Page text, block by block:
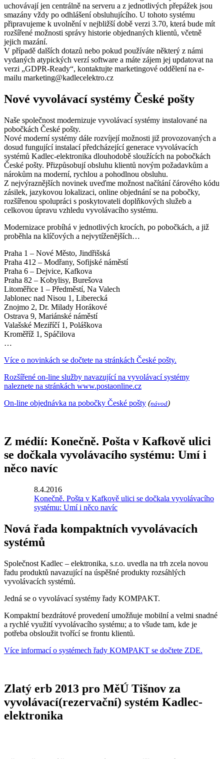
uchovávají jen centrálně na serveru a z jednotlivých přepážek jsou
smazány vždy po odhlášení obsluhujícího. U tohoto systému
připravujeme k uvolnění v nejbližší době verzi 3.70, která bude mít
rozšířené možnosti správy historie objednaných klientů, včetně
jejich mazání.
V případě dalších dotazů nebo pokud používáte některý z námi
vydaných atypických verzí software a máte zájem jej updatovat na
verzi „GDPR-Ready“, kontaktujte marketingové oddělení na e-
mailu marketing@kadlecelektro.cz
Nové vyvolávací systémy České pošty
Naše společnost modernizuje vyvolávací systémy instalované na
pobočkách České pošty.
Nové moderní systémy dále rozvíjejí možnosti již provozovaných a
dosud fungující instalací předcházející generace vyvolávacích
systémů Kadlec-elektronika dlouhodobě sloužících na pobočkách
České pošty. Přizpůsobují obsluhu klientů novým požadavkům a
nárokům na moderní, rychlou a pohodlnou obsluhu.
Z nejvýraznějších novinek uveďme možnost načítání čárového kódu
zásilek, jazykovou lokalizaci, online objednání se na pobočky,
rozšířenou spolupráci s poskytovateli doplňkových služeb a
celkovou úpravu vzhledu vyvolávacího systému.
Modernizace probíhá v jednotlivých krocích, po pobočkách, a již
proběhla na klíčových a nejvytíženějších…
Praha 1 – Nové Město, Jindřišská
Praha 412 – Modřany, Sofijské náměstí
Praha 6 – Dejvice, Kafkova
Praha 82 – Kobylisy, Burešova
Litoměřice 1 – Předměstí, Na Valech
Jablonec nad Nisou 1, Liberecká
Znojmo 2, Dr. Milady Horákové
Ostrava 9, Mariánské náměstí
Valašské Meziříčí 1, Poláškova
Kroměříž 1, Spáčilova
…
Více o novinkách se dočtete na stránkách České pošty.
Rozšířené on-line služby navazující na vyvolávací systémy
naleznete na stránkách www.postaonline.cz
On-line objednávka na pobočky České pošty (návod)
Z médií: Konečně. Pošta v Kafkově ulici
se dočkala vyvolávacího systému: Umí i
něco navíc
8.4.2016
Konečně. Pošta v Kafkově ulici se dočkala vyvolávacího
systému: Umí i něco navíc
Nová řada kompaktních vyvolávacích
systémů
Společnost Kadlec – elektronika, s.r.o. uvedla na trh zcela novou
řadu produktů navazující na úspěšné produkty rozsáhlých
vyvolávacích systémů.
Jedná se o vyvolávací systémy řady KOMPAKT.
Kompaktní bezdrátové provedení umožňuje mobilní a velmi snadné
a rychlé využití vyvolávacího systému; a to všude tam, kde je
potřeba obsloužit tvořící se frontu klientů.
Více informací o systémech řady KOMPAKT se dočtete ZDE.
Zlatý erb 2013 pro MěÚ Tišnov za
vyvolávací(rezervační) systém Kadlec-
elektronika